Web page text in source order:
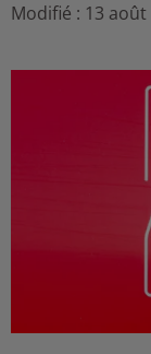
Modifié : 13